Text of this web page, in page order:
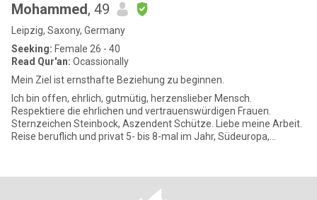
Mohammed, 49
Leipzig, Saxony, Germany
Seeking: Female 26 - 40
Read Qur'an: Ocassionally
Mein Ziel ist ernsthafte Beziehung zu beginnen.
Ich bin offen, ehrlich, gutmütig, herzenslieber Mensch.
Respektiere die ehrlichen und vertrauenswürdigen Frauen.
Sternzeichen Steinbock, Aszendent Schütze. Liebe meine Arbeit.
Reise beruflich und privat 5- bis 8-mal im Jahr, Südeuropa,